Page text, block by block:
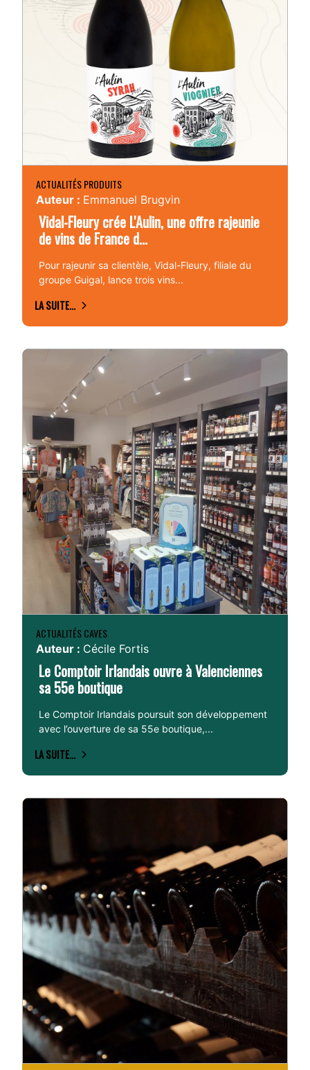
ACTUALITÉS PRODUITS
Auteur : Emmanuel Brugvin
Vidal-Fleury crée L'Aulin, une offre rajeunie
de vins de France d...
Pour rajeunir sa clientèle, Vidal-Fleury, filiale du
groupe Guigal, lance trois vins...
LA SUITE...
ACTUALITÉS CAVES
Auteur : Cécile Fortis
Le Comptoir Irlandais ouvre à Valenciennes
sa 55e boutique
Le Comptoir Irlandais poursuit son développement
avec l’ouverture de sa 55e boutique,...
LA SUITE...